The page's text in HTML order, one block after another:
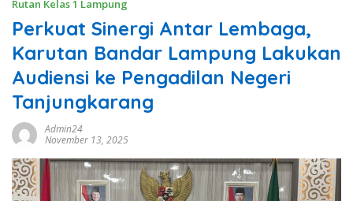
Rutan Kelas 1 Lampung
Perkuat Sinergi Antar Lembaga,
Karutan Bandar Lampung Lakukan
Audiensi ke Pengadilan Negeri
Tanjungkarang
Admin24
November 13, 2025